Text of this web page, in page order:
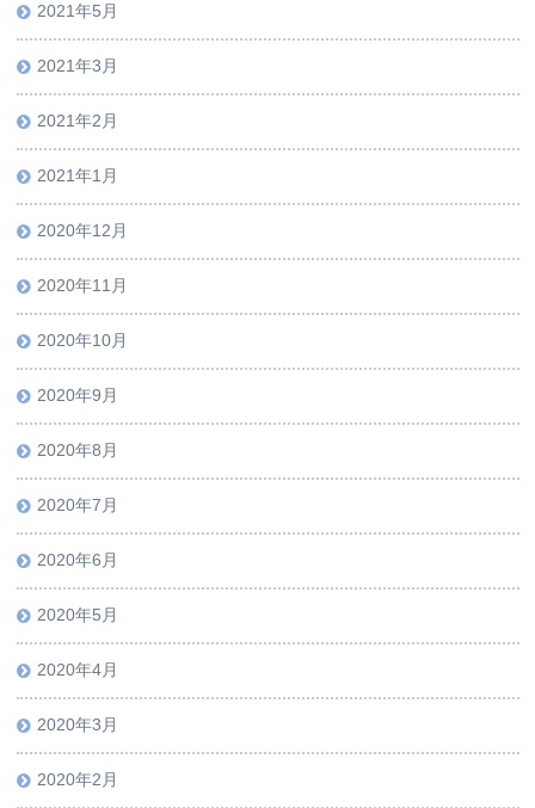
2021年5月
2021年3月
2021年2月
2021年1月
2020年12月
2020年11月
2020年10月
2020年9月
2020年8月
2020年7月
2020年6月
2020年5月
2020年4月
2020年3月
2020年2月